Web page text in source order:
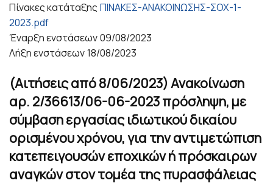
Πίνακες κατάταξης ΠΙΝΑΚΕΣ-ΑΝΑΚΟΙΝΩΣΗΣ-ΣΟΧ-1-
2023.pdf
Έναρξη ενστάσεων09/08/2023
Λήξη ενστάσεων18/08/2023
(Αιτήσεις από 8/06/2023) Ανακοίνωση
αρ. 2/36613/06-06-2023 πρόσληψη, με
σύμβαση εργασίας ιδιωτικού δικαίου
ορισμένου χρόνου, για την αντιμετώπιση
κατεπειγουσών εποχικών ή πρόσκαιρων
αναγκών στον τομέα της πυρασφάλειας